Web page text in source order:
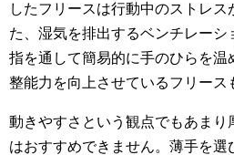
したフリースは行動中のストレス
た、湿気を排出するベンチレーシ
指を通して簡易的に手のひらを温
整能力を向上させているフリース
動きやすさという観点でもあまり
はおすすめできません。薄手を選